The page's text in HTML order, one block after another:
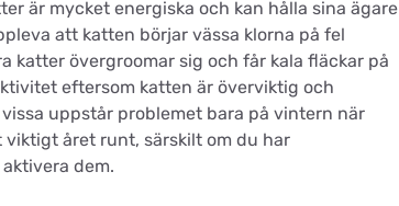
är mycket energiska och kan hålla sina ägare
att katten börjar vässa klorna på fel
katter övergroomar sig och får kala fläckar på
eftersom katten är överviktig och
uppstår problemet bara på vintern när
året runt, särskilt om du har
dem.